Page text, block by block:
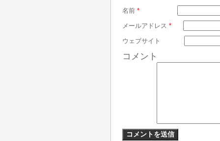
名前 *
メールアドレス *
ウェブサイト
コメント